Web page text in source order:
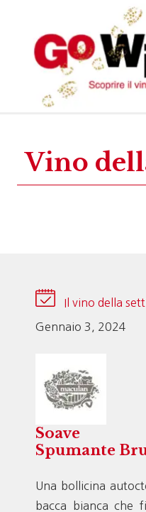
Vino
Il vino della
Gennaio 3, 2024
Soave
Spumante
Una bollicina
bacca bianca che